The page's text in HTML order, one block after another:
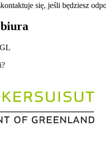
się, jeśli będziesz